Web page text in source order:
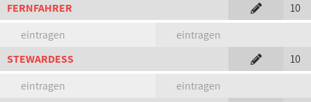
FERNFAHRER
10
eintragen
eintragen
STEWARDESS
10
eintragen
eintragen